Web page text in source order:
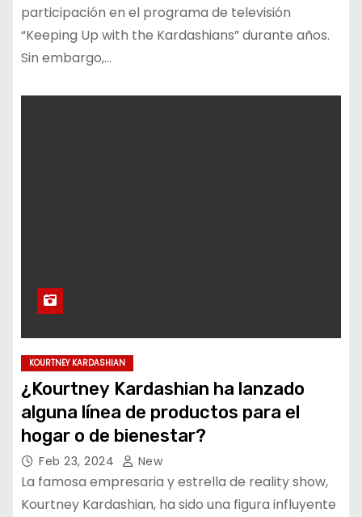
participación en el programa de televisión
“Keeping Up with the Kardashians” durante años.
Sin embargo,…
KOURTNEY KARDASHIAN
¿Kourtney Kardashian ha lanzado
alguna línea de productos para el
hogar o de bienestar?
Feb 23, 2024 New
La famosa empresaria y estrella de reality show,
Kourtney Kardashian, ha sido una figura influyente